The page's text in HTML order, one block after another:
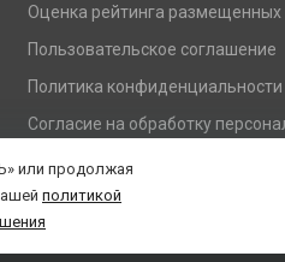
Оценка рейтинга размещенных
Пользовательское соглашение
Политика конфиденциальности
Согласие на обработку
или продолжая
политикой